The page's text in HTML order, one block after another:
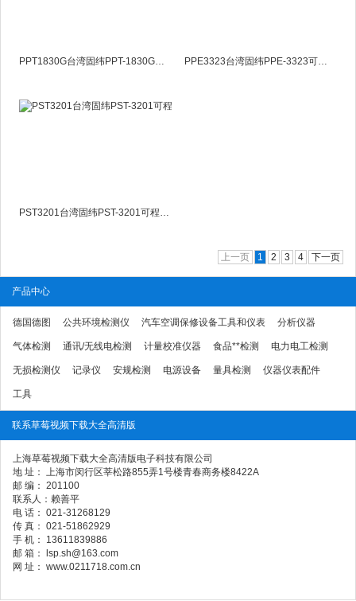
PPT1830G台湾固纬PPT-1830G可程式线性电源供应器 PPE3323台湾固纬PPE-3323可程式线性电源供应器
PST3201台湾固纬PST-3201可程式线性电源供应器
上一页 1 2 3 4 下一页
产品中心
德国德图 公共环境检测仪 汽车空调保修设备工具和仪表 分析仪器
气体检测 通讯/无线电检测 计量校准仪器 食品**检测 电力电工检测
无损检测仪 记录仪 安规检测 电源设备 量具检测 仪器仪表配件
工具
联系草莓视频下载大全高清版
上海草莓视频下载大全高清版电子科技有限公司
地 址： 上海市闵行区莘松路855弄1号楼青春商务楼8422A
邮 编： 201100
联系人：赖善平
电 话： 021-31268129
传 真： 021-51862929
手 机： 13611839886
邮 箱： lsp.sh@163.com
网 址： www.0211718.com.cn